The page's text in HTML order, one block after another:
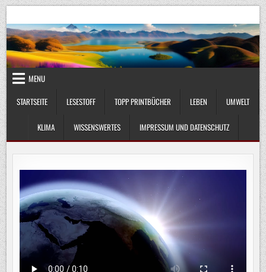
Skip
to
content
UmweltKlima.com
MENU
STARTSEITE
LESESTOFF TOPP PRINTBÜCHER LEBEN UMWELT
KLIMA WISSENSWERTES IMPRESSUM UND DATENSCHUTZ